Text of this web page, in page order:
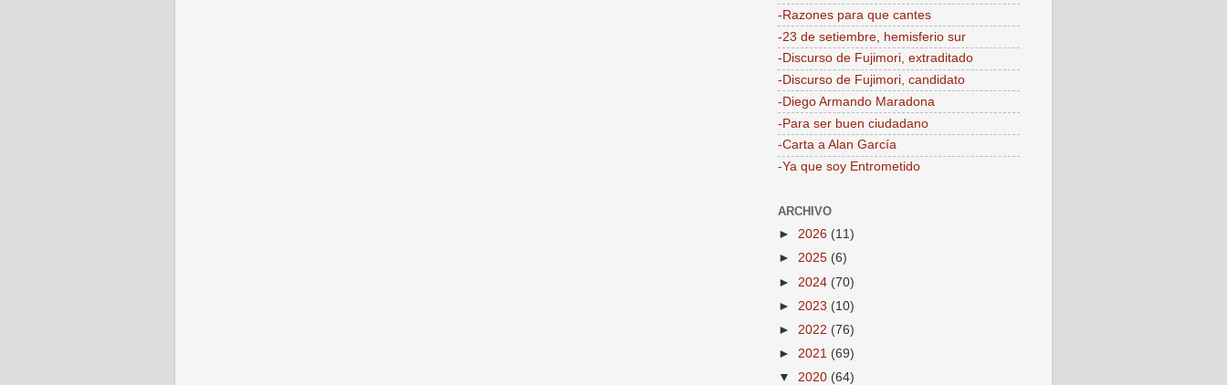
-Razones para que cantes
-23 de setiembre, hemisferio sur
-Discurso de Fujimori, extraditado
-Discurso de Fujimori, candidato
-Diego Armando Maradona
-Para ser buen ciudadano
-Carta a Alan García
-Ya que soy Entrometido
ARCHIVO
► 2026 (11)
► 2025 (6)
► 2024 (70)
► 2023 (10)
► 2022 (76)
► 2021 (69)
▼ 2020 (64)